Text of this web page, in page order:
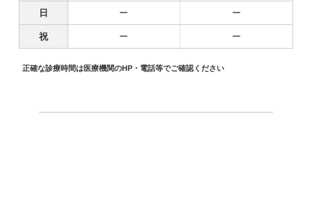
日 ー ー
祝 ー ー
正確な診療時間は医療機関のHP・電話等でご確認ください